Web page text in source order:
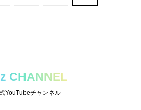
CHANNEL
YouTubeチャンネル